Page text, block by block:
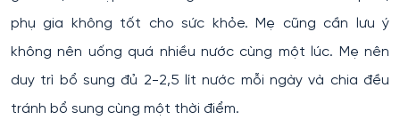
phụ gia không tốt cho sức khỏe. Mẹ cũng cần lưu ý
không nên uống quá nhiều nước cùng một lúc. Mẹ nên
duy trì bổ sung đủ 2-2,5 lít nước mỗi ngày và chia đều
tránh bổ sung cùng một thời điểm.